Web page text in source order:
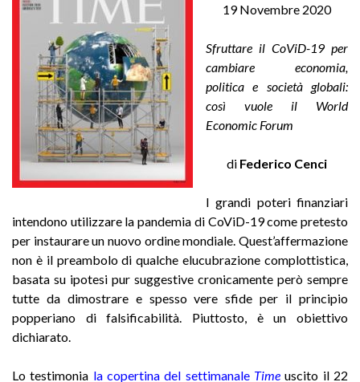
19 Novembre 2020
Sfruttare il CoViD-19 per
cambiare economia,
politica e società globali:
così vuole il World
Economic Forum
di Federico Cenci
I grandi poteri finanziari
intendono utilizzare la pandemia di CoViD-19 come pretesto
per instaurare un nuovo ordine mondiale. Quest’affermazione
non è il preambolo di qualche elucubrazione complottistica,
basata su ipotesi pur suggestive cronicamente però sempre
tutte da dimostrare e spesso vere sfide per il principio
popperiano di falsificabilità. Piuttosto, è un obiettivo
dichiarato.
Lo testimonia la copertina del settimanale Time uscito il 22